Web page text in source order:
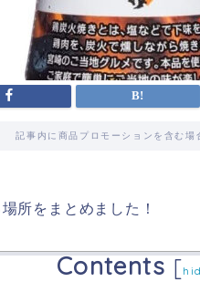
記事内に商品プロモーションを含む場
所をまとめました！
Contents [